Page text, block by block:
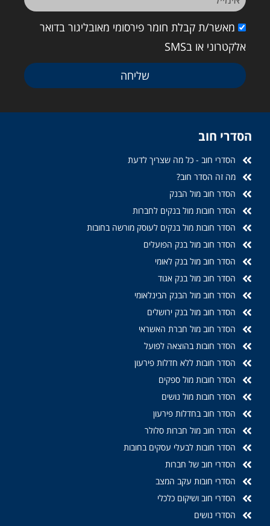
מאשר/ת קבלת חומר פירסומי מאובליגור בדואר
אלקטרוני או בSMS
שליחה
הסדרי חוב
הסדרי חוב - כל מה שצריך לדעת
מה זה הסדר חוב?
הסדר חוב מול הבנק
הסדר חובות מול בנקים לחברות
הסדר חובות מול בנקים לעוסק מורשה בחובות
הסדר חוב מול בנק הפועלים
הסדר חוב מול בנק לאומי
הסדר חוב מול בנק אגוד
הסדר חוב מול הבנק הבינלאומי
הסדר חוב מול בנק ירושלים
הסדר חוב מול חברת האשראי
הסדר חובות בהוצאה לפועל
הסדר חובות ללא חדלות פירעון
הסדר חובות מול ספקים
הסדר חובות מול נושים
הסדר חוב בחדלות פירעון
הסדר חוב מול חברות סלולר
הסדר חובות לבעלי עסקים בחובות
הסדרי חוב של חברות
הסדרי חובות עקב המצב
הסדרי חוב ושיקום כלכלי
הסדרי נושים